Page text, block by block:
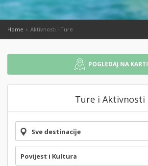
Home Aktivnosti i Ture
POGLEDAJ NA KARTI
Ture i Aktivnosti
Sve destinacije
Povijest i Kultura